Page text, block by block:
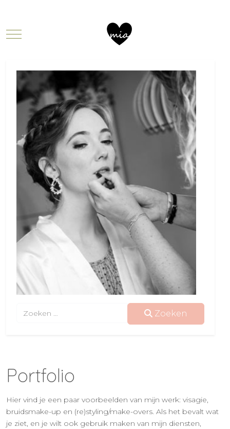
Mobile Menu Toggle
Zoeken
Portfolio
Hier vind je een paar voorbeelden van mijn werk: visagie,
bruidsmake-up en (re)styling/make-overs. Als het bevalt wat
je ziet, en je wilt ook gebruik maken van mijn diensten,